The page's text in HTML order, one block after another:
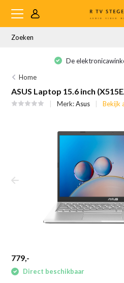
De
Home
ASUS Laptop 15.6 inch
Merk:Asus Bekijk
779,-
Direct beschikbaar